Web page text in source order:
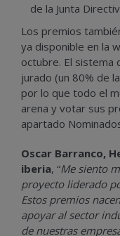
de la Junta
Los premios
ya disponible en la
octubre. El sistema
jurado (un 80% de
por lo que todo el
arena y votar sus
apartado
Oscar Barranco,
iberia, “Me siento
proyecto liderado
Estos premios
apoyar al sector
de nuestras